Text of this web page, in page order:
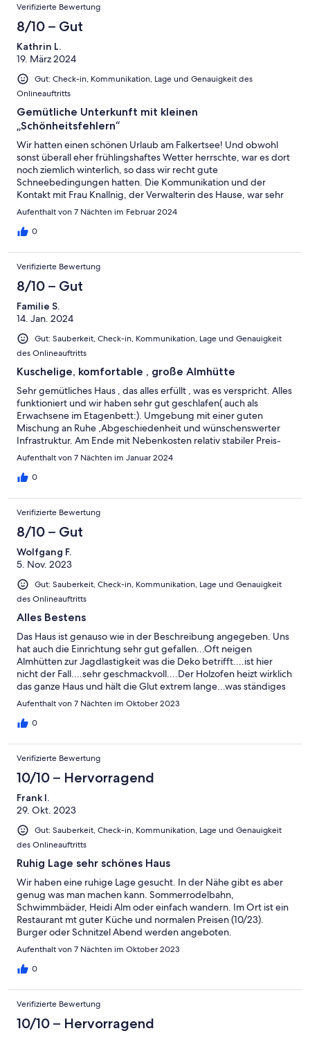
Verifizierte Bewertung
8/10 – Gut
Kathrin L.
19. März 2024
Gut: Check-in, Kommunikation, Lage und Genauigkeit des
Onlineauftritts
Gemütliche Unterkunft mit kleinen
„Schönheitsfehlern“
Wir hatten einen schönen Urlaub am Falkertsee! Und obwohl
sonst überall eher frühlingshaftes Wetter herrschte, war es dort
noch ziemlich winterlich, so dass wir recht gute
Schneebedingungen hatten. Die Kommunikation und der
Kontakt mit Frau Knallnig, der Verwalterin des Hause, war sehr
freundlich und unkompliziert und obwohl wir erst recht spät
Grundsätzlich haben wir uns in der Natberger Hütte sehr wohl
bekommen, so dass wir die elektrischen Heizungen gar nicht
mehr zusätzlich benötigt haben. Das Haus ist gemütlich
eingerichtet und hatballes, was man braucht! Das einzige was es
zu bemängeln gab, war die nicht wirklich saubere Küche! Reste
von Tomatensoße an den Küchenschränken, eine
Knoblauchpresse, in der noch Reste der Vorbenutzer klebten
und noch die eine oder andere Kleinigkeit mehr… Hätten wir
uns sonst nicht so wohl gefühlt und wäre alles andere nicht so
sauber gewesen, hätte uns das doch arg gestört- so haben wir
eine kleine Küchenreinigung vorgenommen, die Hausbesitzerin
über die Mängel informiert und unseren Urlaub genossen 😊👍
Aber so gelegentlich sollte eine Küche in einem stark
frequentierten Ferienhaus doch mal „grundgereinigt“ werden!
Einen kleinen Tipp hätten wir noch…noch mehr Deko muss nicht
sein ;-) ( zumal es ja eine familienfreundliche Hütte ist- die Deko-
Objekte für die Kleinen aber recht „anziehend“ sind).
Aufenthalt von 7 Nächten im Februar 2024
0
Verifizierte Bewertung
8/10 – Gut
Familie S.
14. Jan. 2024
Gut: Sauberkeit, Check-in, Kommunikation, Lage und Genauigkeit
des Onlineauftritts
Kuschelige, komfortable , große Almhütte
Sehr gemütliches Haus , das alles erfüllt , was es verspricht. Alles
funktioniert und wir haben sehr gut geschlafen( auch als
Erwachsene im Etagenbett:). Umgebung mit einer guten
Mischung an Ruhe ,Abgeschiedenheit und wünschenswerter
Infrastruktur. Am Ende mit Nebenkosten relativ stabiler Preis-
aber das weiß man ja schon vorher. Einfach dafür Geld sparen
Aufenthalt von 7 Nächten im Januar 2024
0
Verifizierte Bewertung
8/10 – Gut
Wolfgang F.
5. Nov. 2023
Gut: Sauberkeit, Check-in, Kommunikation, Lage und Genauigkeit
des Onlineauftritts
Alles Bestens
Das Haus ist genauso wie in der Beschreibung angegeben. Uns
hat auch die Einrichtung sehr gut gefallen...Oft neigen
Almhütten zur Jagdlastigkeit was die Deko betrifft....ist hier
nicht der Fall....sehr geschmackvoll....Der Holzofen heizt wirklich
das ganze Haus und hält die Glut extrem lange...was ständiges
neueinheizen erspart...für den Badbereich gibt es eine
Badeschlapfen genügen vollkommen... Wir waren jeden Tag 2x
Personen könnten hier liegend saunieren) haben jeden Tag
gekocht und täglich den Geschirrspüler im Betrieb
gehabt...weiters haben wir jeden Tag die vielen einzelnen
Lampen Abends angemacht welche eine super Stimmung
erzeugen und auch die Waschmaschine hatten wir 3x
genutzt...Für eine Woche war das dann ein Stromverbrauch von
90 Euro.... Die Küche hat wirklich alles was man für tägliches
Kochen/Backen braucht. Nur den Thermomix haben wir von
zuhause selber mitgenommen 😉 Die Besitzerin hat sich selber
per Nachricht nach unserem Wohlergehen erkundigt und auch
die Verwalterin ist äußerst freundlich und versorgt einem schon
am Anfang mit den nötigen Infos....Eingeheizt hatte sie auch
schon für uns... Wir haben den Aufenthalt sehr genossen und
können uns gut vorstellen nochmals hier zu buchen. Nur im
unterem Doppelbett haben wir nicht gut geschlafen. Wir
wissen aber nicht wieso...Oben wars dann besser..Betten lassen
sich zusammenschieben
Aufenthalt von 7 Nächten im Oktober 2023
0
Verifizierte Bewertung
10/10 – Hervorragend
Frank I.
29. Okt. 2023
Gut: Sauberkeit, Check-in, Kommunikation, Lage und Genauigkeit
des Onlineauftritts
Ruhig Lage sehr schönes Haus
Wir haben eine ruhige Lage gesucht. In der Nähe gibt es aber
genug was man machen kann. Sommerrodelbahn,
Schwimmbäder, Heidi Alm oder einfach wandern. Im Ort ist ein
Restaurant mt guter Küche und normalen Preisen (10/23).
Burger oder Schnitzel Abend werden angeboten.
Landestypische Gerichte sind aich dabei.
Aufenthalt von 7 Nächten im Oktober 2023
0
Verifizierte Bewertung
10/10 – Hervorragend